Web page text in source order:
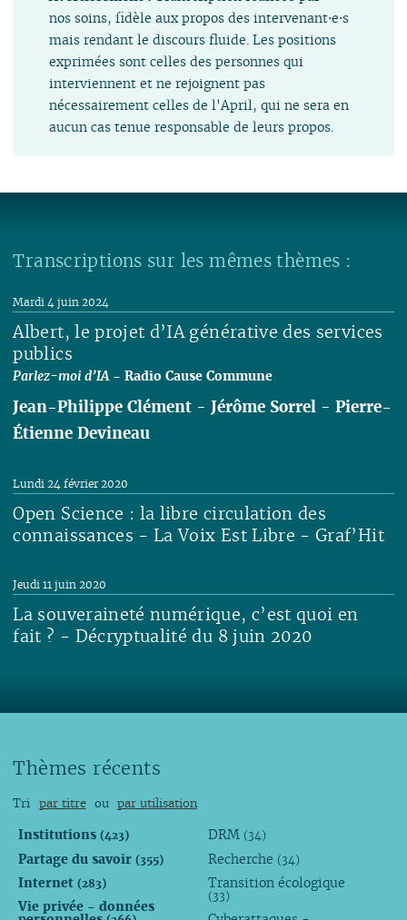
nos soins, fidèle aux propos des intervenant⋅e⋅s
mais rendant le discours fluide. Les positions
exprimées sont celles des personnes qui
interviennent et ne rejoignent pas
nécessairement celles de l'April, qui ne sera en
aucun cas tenue responsable de leurs propos.
Transcriptions sur les mêmes thèmes :
Albert, le projet d’IA générative des services
publics
Parlez-moi d’IA- Radio Cause Commune
Mardi 4 juin 2024
Jean-Philippe Clément -Jérôme Sorrel -Pierre-
Étienne Devineau
Lire
Open Science : la libre circulation des
connaissances - La Voix Est Libre - Graf’Hit
Lundi 24 février 2020
La souveraineté numérique, c’est quoi en
fait ? - Décryptualité du 8 juin 2020
Jeudi 11 juin 2020
Thèmes récents
Tri par titre ou par utilisation
Institutions (423)
Partage du savoir (355)
Internet (283)
Vie privée - données
DRM (34)
Recherche (34)
Transition écologique
(33)